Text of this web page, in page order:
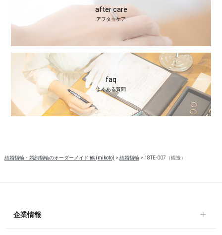
after care
アフターケア
faq
よくある質問
結婚指輪・婚約指輪のオーダーメイド 鶴 (mikoto) > 結婚指輪> 18TE-007（鍛造）
企業情報